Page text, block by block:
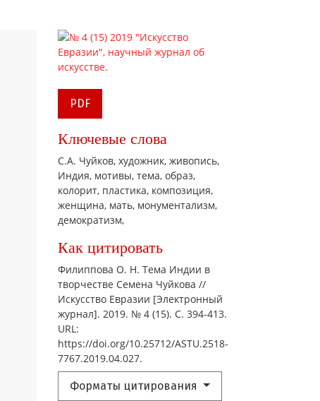
PDF
Ключевые слова
С.А. Чуйков, художник, живопись,
Индия, мотивы, тема, образ,
колорит, пластика, композиция,
женщина, мать, монументализм,
демократизм,
Как цитировать
Филиппова О. Н. Тема Индии в
творчестве Семена Чуйкова //
Искусство Евразии [Электронный
журнал]. 2019. № 4 (15). С. 394-413.
URL:
https://doi.org/10.25712/ASTU.2518-
7767.2019.04.027.
Форматы цитирования